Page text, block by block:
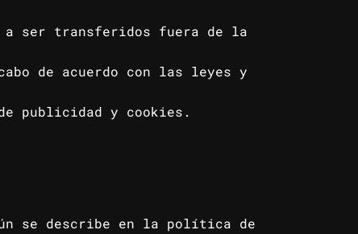
a ser transferidos fuera de la
de acuerdo con las leyes y
publicidad y cookies.
se describe en la política de